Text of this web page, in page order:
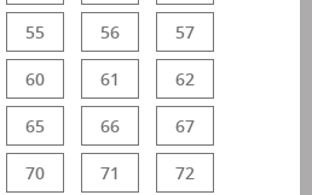
55 56 57
60 61 62
65 66 67
70 71 72